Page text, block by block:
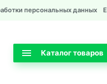
персональных данных
Каталог товаров